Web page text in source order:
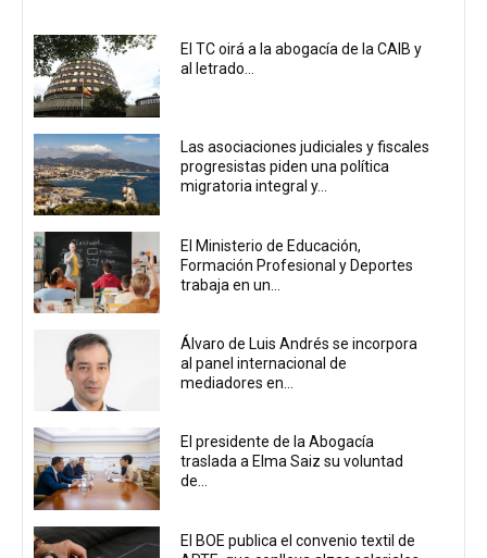
El TC oirá a la abogacía de la CAIB y
al letrado...
Las asociaciones judiciales y fiscales
progresistas piden una política
migratoria integral y...
El Ministerio de Educación,
Formación Profesional y Deportes
trabaja en un...
Álvaro de Luis Andrés se incorpora
al panel internacional de
mediadores en...
El presidente de la Abogacía
traslada a Elma Saiz su voluntad
de...
El BOE publica el convenio textil de